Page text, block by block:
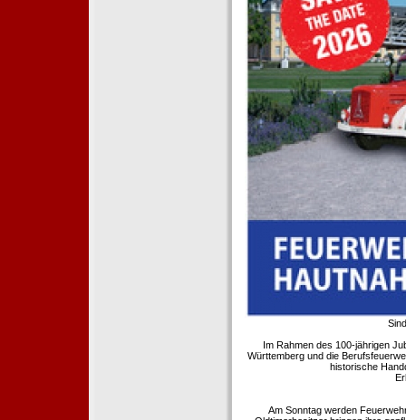
Im Rahmen des 100-jährigen
Württemberg und die
historische
Am Sonntag werden